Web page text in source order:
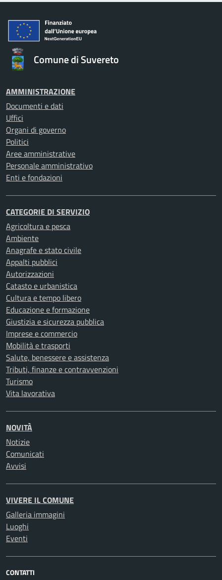
Comune di Suvereto
AMMINISTRAZIONE
Documenti e dati
Uffici
Organi di governo
Politici
Aree amministrative
Personale amministrativo
Enti e fondazioni
CATEGORIE DI SERVIZIO
Agricoltura e pesca
Ambiente
Anagrafe e stato civile
Appalti pubblici
Autorizzazioni
Catasto e urbanistica
Cultura e tempo libero
Educazione e formazione
Giustizia e sicurezza pubblica
Imprese e commercio
Mobilità e trasporti
Salute, benessere e assistenza
Tributi, finanze e contravvenzioni
Turismo
Vita lavorativa
NOVITÀ
Notizie
Comunicati
Avvisi
VIVERE IL COMUNE
Galleria immagini
Luoghi
Eventi
CONTATTI